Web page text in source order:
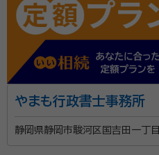
やまも行政書士事務所
静岡県静岡市駿河区国吉田一丁目